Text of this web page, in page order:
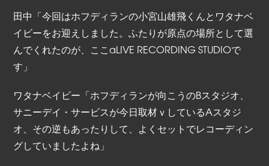
田中「今回はホフディランの小宮山雄飛くんとワタナベ
イビーをお迎えしました。ふたりが原点の場所として選
んでくれたのが、ここaLIVE RECORDING STUDIOで
す」
ワタナベイビー「ホフディランが向こうのBスタジオ、
サニーデイ・サービスが今日取材ｖしているAスタジ
オ、その逆もあったりして、よくセットでレコーディン
グしていましたよね」